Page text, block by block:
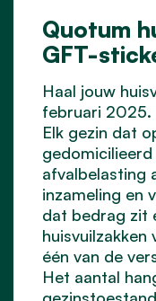
Quotum
GFT-
Haal jouw
februari 2025.
Elk gezin dat
afvalbelasting
inzameling en
dat bedrag zit
huisvuilzakken
één van de
Het aantal